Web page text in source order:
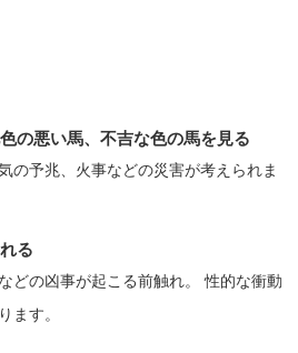
の悪い馬、不吉な色の馬を見る
の予兆、火事などの災害が考えられま
る
どの凶事が起こる前触れ。
性的な衝動
ます。